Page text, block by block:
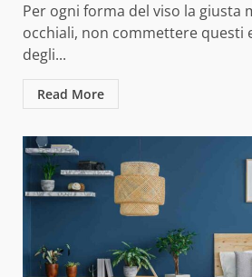
Per ogni forma del viso la giusta
occhiali, non commettere questi
degli...
Read More